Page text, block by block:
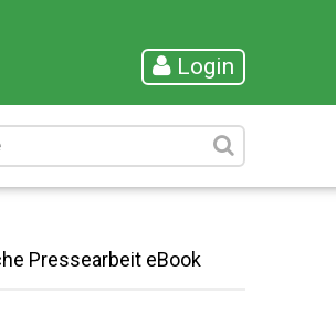
Login
Pressearbeit eBook